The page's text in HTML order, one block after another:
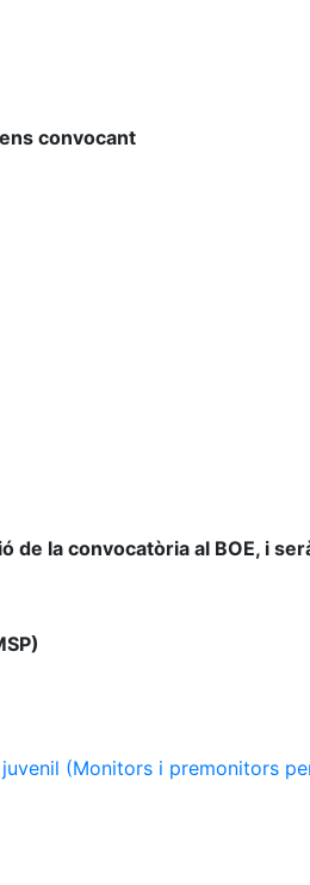
convocant
de la convocatòria al BOE, i
(Monitors i premonitors